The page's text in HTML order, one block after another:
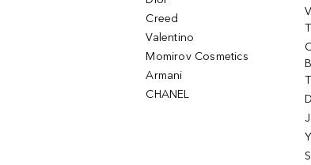
Creed
Valentino
Momirov Cosmetics
Armani
CHANEL